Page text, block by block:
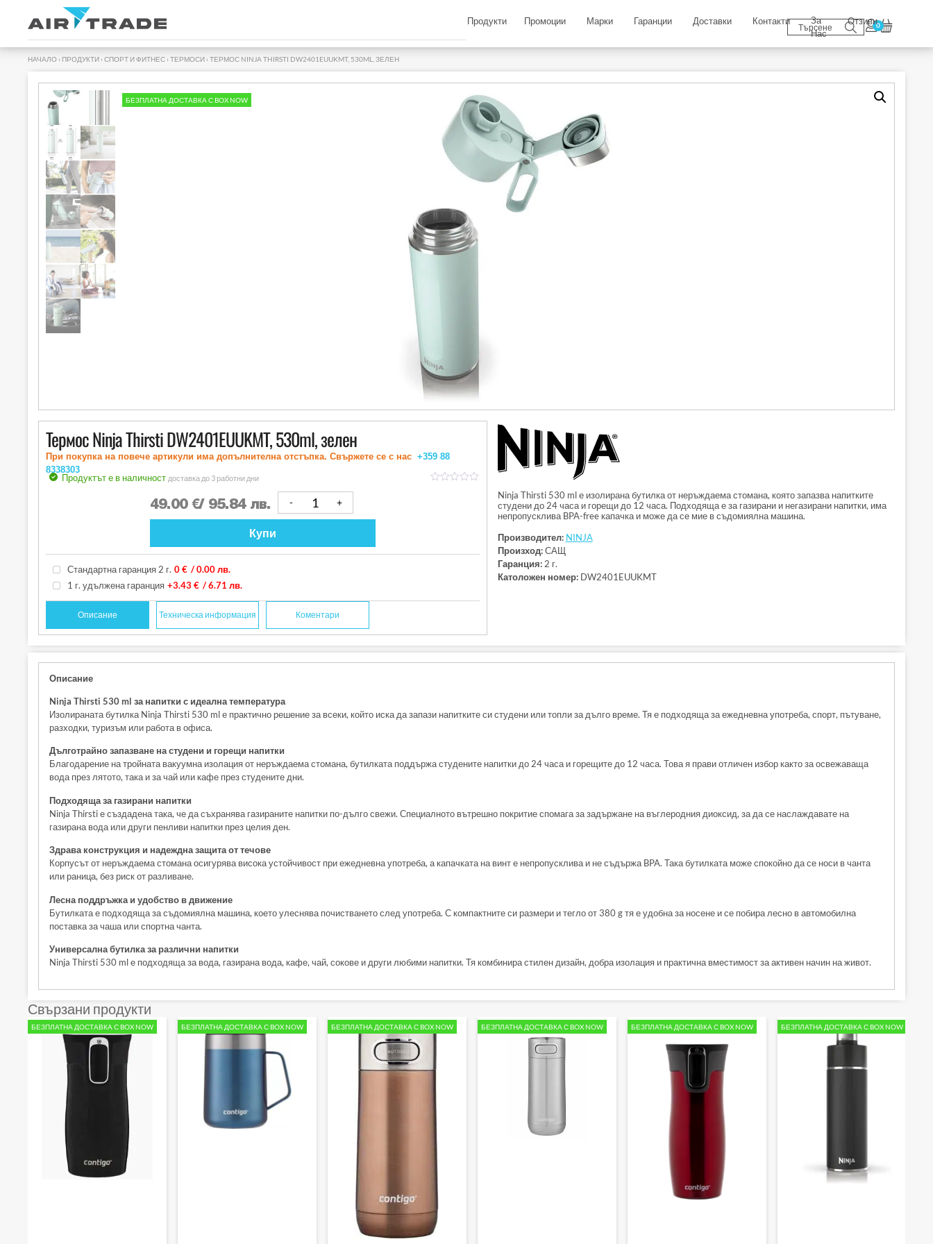
Продукти Промоции Марки Гаранции Доставки Контакти
За
Нас
Отзиви0
НАЧАЛО › ПРОДУКТИ ›СПОРТ И ФИТНЕС ›ТЕРМОСИ ›ТЕРМОС NINJA THIRSTI DW2401EUUKMT, 530ML, ЗЕЛЕН
БЕЗПЛАТНА ДОСТАВКА С BOX NOW
Термос Ninja Thirsti DW2401EUUKMT, 530ml, зелен
При покупка на повече артикули има допълнителна отстъпка. Свържете се с нас +359 88
8338303
Продуктът е в наличност доставка до 3 работни дни
49.00 €/ 95.84 лв.
Купи
Стандартна гаранция 2 г. 0 € / 0.00 лв.
1 г. удължена гаранция +3.43 € / 6.71 лв.
Описание Техническа информация Коментари
Ninja Thirsti 530 ml е изолирана бутилка от неръждаема стомана, която запазва напитките
студени до 24 часа и горещи до 12 часа. Подходяща е за газирани и негазирани напитки, има
непропусклива BPA-free капачка и може да се мие в съдомиялна машина.
Производител: NINJA
Произход:САЩ
Гаранция:2 г.
Католожен номер:DW2401EUUKMT
Описание
Ninja Thirsti 530 ml за напитки с идеална температура
Изолираната бутилка Ninja Thirsti 530 ml е практично решение за всеки, който иска да запази напитките си студени или топли за дълго време. Тя е подходяща за ежедневна употреба, спорт, пътуване,
разходки, туризъм или работа в офиса.
Дълготрайно запазване на студени и горещи напитки
Благодарение на тройната вакуумна изолация от неръждаема стомана, бутилката поддържа студените напитки до 24 часа и горещите до 12 часа. Това я прави отличен избор както за освежаваща
вода през лятото, така и за чай или кафе през студените дни.
Подходяща за газирани напитки
Ninja Thirsti е създадена така, че да съхранява газираните напитки по-дълго свежи. Специалното вътрешно покритие спомага за задържане на въглеродния диоксид, за да се наслаждавате на
газирана вода или други пенливи напитки през целия ден.
Здрава конструкция и надеждна защита от течове
Корпусът от неръждаема стомана осигурява висока устойчивост при ежедневна употреба, а капачката на винт е непропусклива и не съдържа BPA. Така бутилката може спокойно да се носи в чанта
или раница, без риск от разливане.
Лесна поддръжка и удобство в движение
Бутилката е подходяща за съдомиялна машина, което улеснява почистването след употреба. С компактните си размери и тегло от 380 g тя е удобна за носене и се побира лесно в автомобилна
поставка за чаша или спортна чанта.
Универсална бутилка за различни напитки
Ninja Thirsti 530 ml е подходяща за вода, газирана вода, кафе, чай, сокове и други любими напитки. Тя комбинира стилен дизайн, добра изолация и практична вместимост за активен начин на живот.
Свързани продукти
БЕЗПЛАТНА ДОСТАВКА С BOX NOW БЕЗПЛАТНА ДОСТАВКА С BOX NOW БЕЗПЛАТНА ДОСТАВКА С BOX NOW БЕЗПЛАТНА ДОСТАВКА С BOX NOW БЕЗПЛАТНА ДОСТАВКА С BOX NOW БЕЗПЛАТНА ДОСТАВКА С BOX NOW